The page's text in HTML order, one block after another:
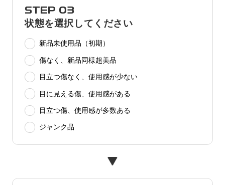
STEP 03
状態を選択してください
新品未使用品（初期）
傷なく、新品同様超美品
目立つ傷なく、使用感が少ない
目に見える傷、使用感がある
目立つ傷、使用感が多数ある
ジャンク品